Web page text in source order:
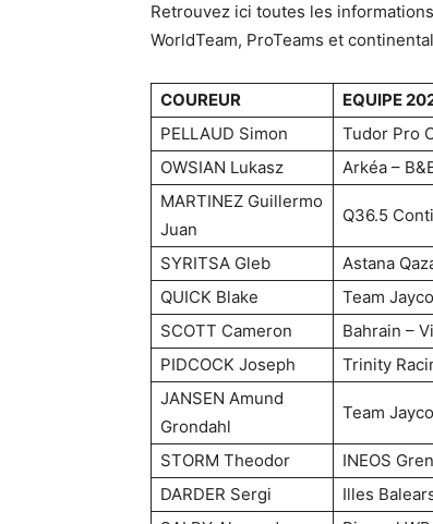
Retrouvez ici toutes les
WorldTeam, ProTeams et
COUREUR EQUIPE
PELLAUD Simon
Tudor Pro
OWSIAN Lukasz
Arkéa –
MARTINEZ Guillermo
Juan
Q36.5
SYRITSA Gleb Astana
QUICK Blake
Team
SCOTT Cameron
Bahrain –
PIDCOCK Joseph
Trinity
JANSEN Amund
Grondahl
Team
STORM Theodor INEOS
DARDER Sergi
Illes